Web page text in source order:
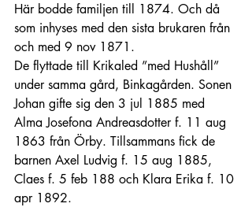
Här bodde familjen till 1874. Och då
som inhyses med den sista brukaren från
och med 9 nov 1871.
De flyttade till Krikaled ”med Hushåll”
under samma gård, Binkagården. Sonen
Johan gifte sig den 3 jul 1885 med
Alma Josefona Andreasdotter f. 11 aug
1863 från Örby. Tillsammans fick de
barnen Axel Ludvig f. 15 aug 1885,
Claes f. 5 feb 188 och Klara Erika f. 10
apr 1892.